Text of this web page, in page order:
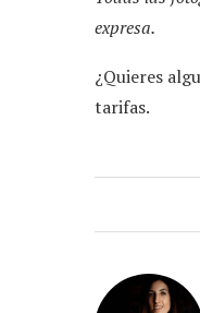
expresa.
¿Quieres
tarifas.